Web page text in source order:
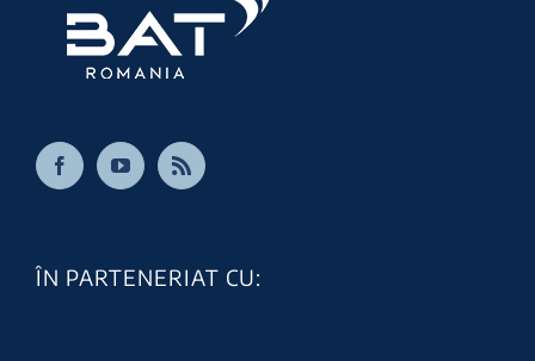
ÎN PARTENERIAT CU: